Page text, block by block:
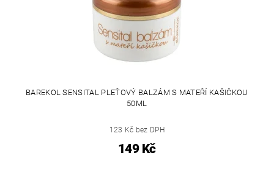
BAREKOL SENSITAL PLEŤOVÝ BALZÁM S MATEŘÍ KAŠIČKOU
50ML
123 Kč bez DPH
149 Kč